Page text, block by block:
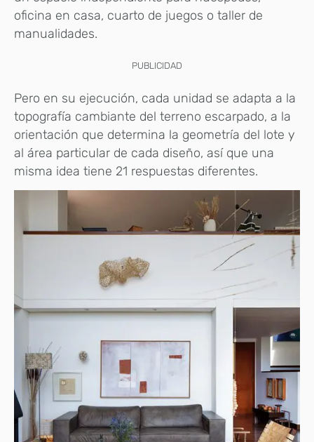
oficina en casa, cuarto de juegos o taller de
manualidades.
PUBLICIDAD
Pero en su ejecución, cada unidad se adapta a la
topografía cambiante del terreno escarpado, a la
orientación que determina la geometría del lote y
al área particular de cada diseño, así que una
misma idea tiene 21 respuestas diferentes.